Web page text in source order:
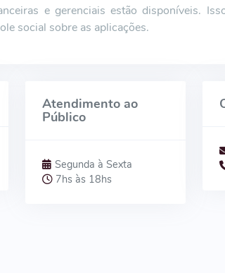
e gerenciais estão disponíveis.
social sobre as aplicações.
Atendimento ao
Público
Segunda à Sexta
7hs às 18hs